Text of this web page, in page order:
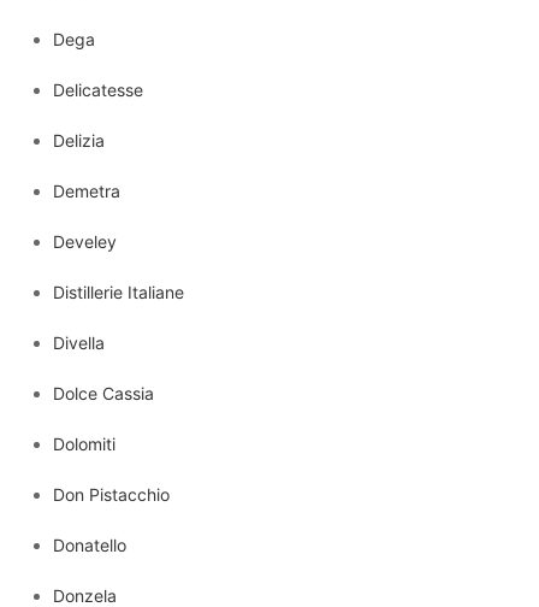
Dega
Delicatesse
Delizia
Demetra
Develey
Distillerie Italiane
Divella
Dolce Cassia
Dolomiti
Don Pistacchio
Donatello
Donzela